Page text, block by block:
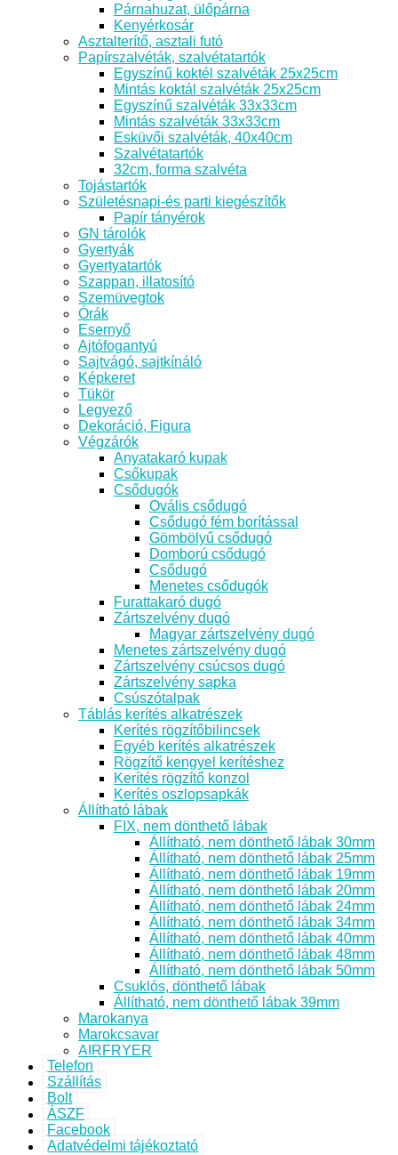
Párnahuzat, ülőpárna
Kenyérkosár
Asztalterítő, asztali futó
Papírszalvéták, szalvétatartók
Egyszínű koktél szalvéták 25x25cm
Mintás koktál szalvéták 25x25cm
Egyszínű szalvéták 33x33cm
Mintás szalvéták 33x33cm
Esküvői szalvéták, 40x40cm
Szalvétatartók
32cm, forma szalvéta
Tojástartók
Születésnapi-és parti kiegészítők
Papír tányérok
GN tárolók
Gyertyák
Gyertyatartók
Szappan, illatosító
Szemüvegtok
Órák
Esernyő
Ajtófogantyú
Sajtvágó, sajtkínáló
Képkeret
Tükör
Legyező
Dekoráció, Figura
Végzárók
Anyatakaró kupak
Csőkupak
Csődugók
Ovális csődugó
Csődugó fém borítással
Gömbölyű csődugó
Domború csődugó
Csődugó
Menetes csődugók
Furattakaró dugó
Zártszelvény dugó
Magyar zártszelvény dugó
Menetes zártszelvény dugó
Zártszelvény csúcsos dugó
Zártszelvény sapka
Csúszótalpak
Táblás kerítés alkatrészek
Kerítés rögzítőbilincsek
Egyéb kerítés alkatrészek
Rögzítő kengyel kerítéshez
Kerítés rögzítő konzol
Kerítés oszlopsapkák
Állítható lábak
FIX, nem dönthető lábak
Állítható, nem dönthető lábak 30mm
Állítható, nem dönthető lábak 25mm
Állítható, nem dönthető lábak 19mm
Állítható, nem dönthető lábak 20mm
Állítható, nem dönthető lábak 24mm
Állítható, nem dönthető lábak 34mm
Állítható, nem dönthető lábak 40mm
Állítható, nem dönthető lábak 48mm
Állítható, nem dönthető lábak 50mm
Csuklós, dönthető lábak
Állítható, nem dönthető lábak 39mm
Marokanya
Marokcsavar
AIRFRYER
Telefon
Szállítás
Bolt
ÁSZF
Facebook
Adatvédelmi tájékoztató